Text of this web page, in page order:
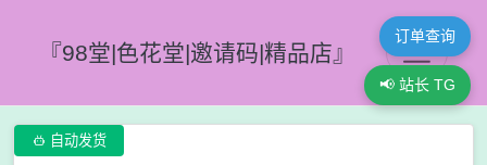
『98堂|色花堂|邀请码|精品店』
订单查询
📢 站长 TG
 自动发货